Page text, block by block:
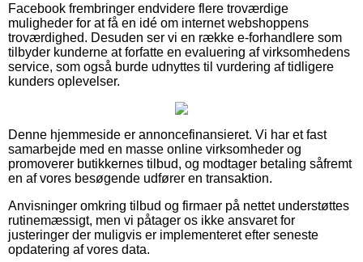
Facebook frembringer endvidere flere troværdige
muligheder for at få en idé om internet webshoppens
troværdighed. Desuden ser vi en række e-forhandlere som
tilbyder kunderne at forfatte en evaluering af virksomhedens
service, som også burde udnyttes til vurdering af tidligere
kunders oplevelser.
Denne hjemmeside er annoncefinansieret. Vi har et fast
samarbejde med en masse online virksomheder og
promoverer butikkernes tilbud, og modtager betaling såfremt
en af vores besøgende udfører en transaktion.
Anvisninger omkring tilbud og firmaer på nettet understøttes
rutinemæssigt, men vi påtager os ikke ansvaret for
justeringer der muligvis er implementeret efter seneste
opdatering af vores data.